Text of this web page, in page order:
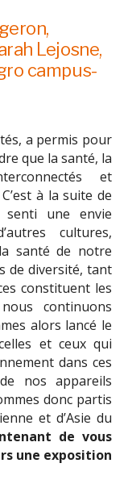
Lejosne,
campus-
a permis pour
que la santé, la
et
à la suite de
senti une envie
cultures,
santé de notre
de diversité, tant
constituent les
continuons
alors lancé le
et ceux qui
dans ces
nos appareils
donc partis
et d’Asie du
de vous
une exposition